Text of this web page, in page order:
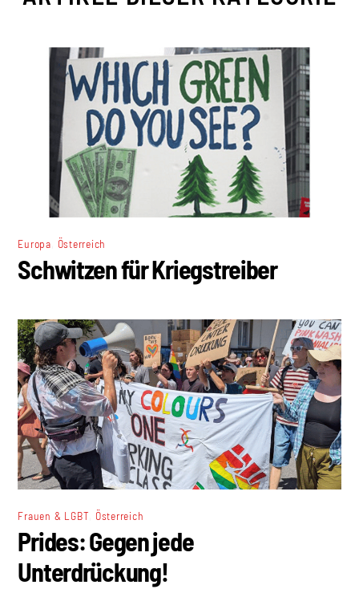
Europa Österreich
Schwitzen für Kriegstreiber
Frauen & LGBT Österreich
Prides: Gegen jede
Unterdrückung!